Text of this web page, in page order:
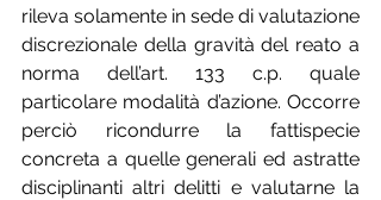
rileva solamente in sede di valutazione
discrezionale della gravità del reato a
norma dell’art. 133 c.p. quale
particolare modalità d’azione. Occorre
perciò ricondurre la fattispecie
concreta a quelle generali ed astratte
disciplinanti altri delitti e valutarne la